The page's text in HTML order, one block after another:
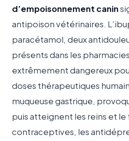
d’empoisonnement canin
antipoison vétérinaires.
paracétamol, deux
présents dans les
extrêmement dangereux
doses thérapeutiques
muqueuse gastrique,
puis atteignent les reins et le
contraceptives, les